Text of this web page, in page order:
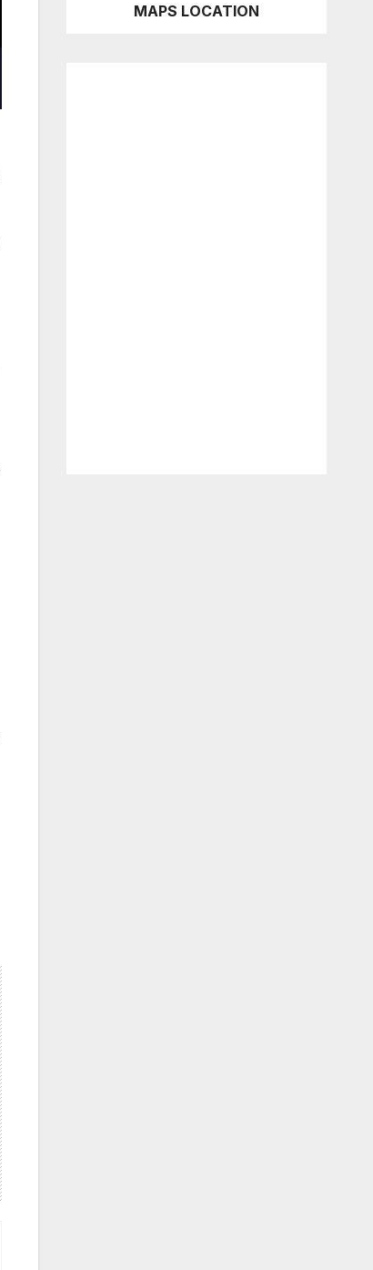
MAPS LOCATION